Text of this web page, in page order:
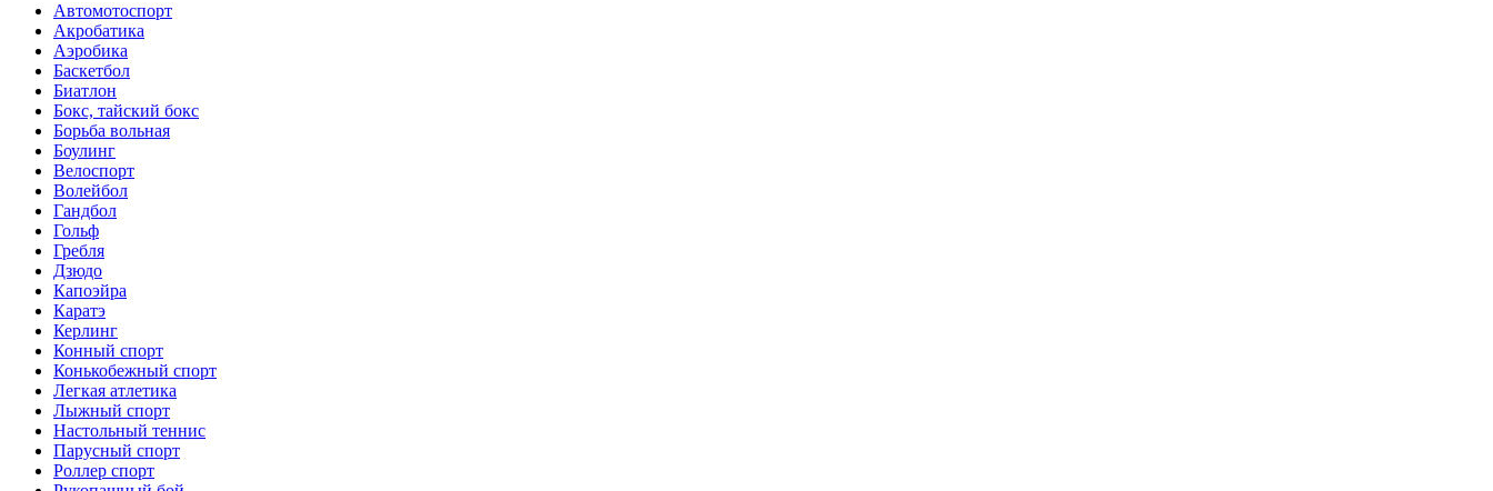
Автомотоспорт
Акробатика
Аэробика
Баскетбол
Биатлон
Бокс, тайский бокс
Борьба вольная
Боулинг
Велоспорт
Волейбол
Гандбол
Гольф
Гребля
Дзюдо
Капоэйра
Каратэ
Керлинг
Конный спорт
Конькобежный спорт
Легкая атлетика
Лыжный спорт
Настольный теннис
Парусный спорт
Роллер спорт